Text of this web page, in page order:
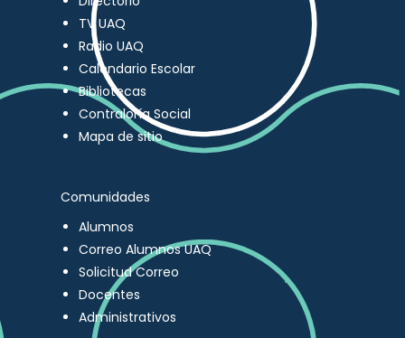
TV UAQ
Radio UAQ
Calendario Escolar
Bibliotecas
Contraloría Social
Mapa de sitio
Comunidades
Alumnos
Correo Alumnos UAQ
Solicitud Correo
Docentes
Administrativos